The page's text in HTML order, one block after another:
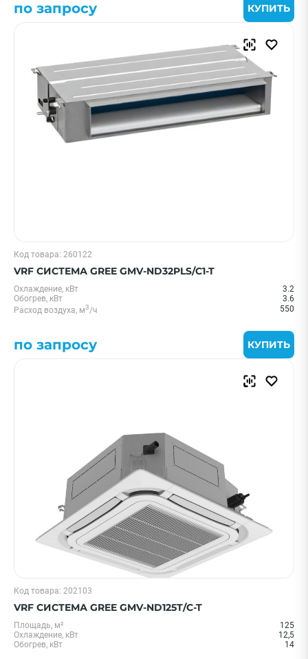
по запросу КУПИТЬ
Код товара: 260122
VRF СИСТЕМА GREE GMV-ND32PLS/C1-T
Охлаждение, кВт
3.2
Обогрев, кВт
3.6
Расход воздуха, м3/ч 550
по запросу КУПИТЬ
Код товара: 202103
VRF СИСТЕМА GREE GMV-ND125T/C-T
Площадь, м²
125
Охлаждение, кВт
12,5
Обогрев, кВт
14